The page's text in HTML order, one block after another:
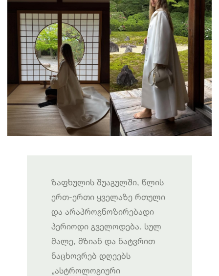
ზაფხულის შუაგულში, წლის
ერთ-ერთი ყველაზე რთული
და არაპროგნოზირებადი
პერიოდი გველოდება. სულ
მალე, მზიან და ნატვრით
ნაცხოვრებ დღეებს
„ასტროლოგიური